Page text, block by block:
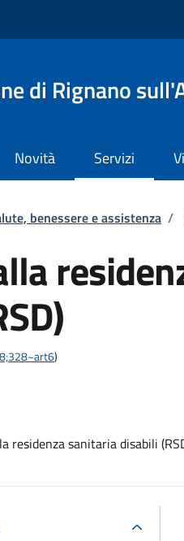
di Rignano
Novità Servizi
pane
benessere e assistenza /
)
residenza sanitaria disabili